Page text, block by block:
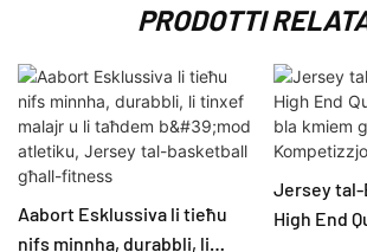
PRODOTTI
Aabort Esklussiva li tieħu
nifs minnha, durabbli, li
Jersey
High End